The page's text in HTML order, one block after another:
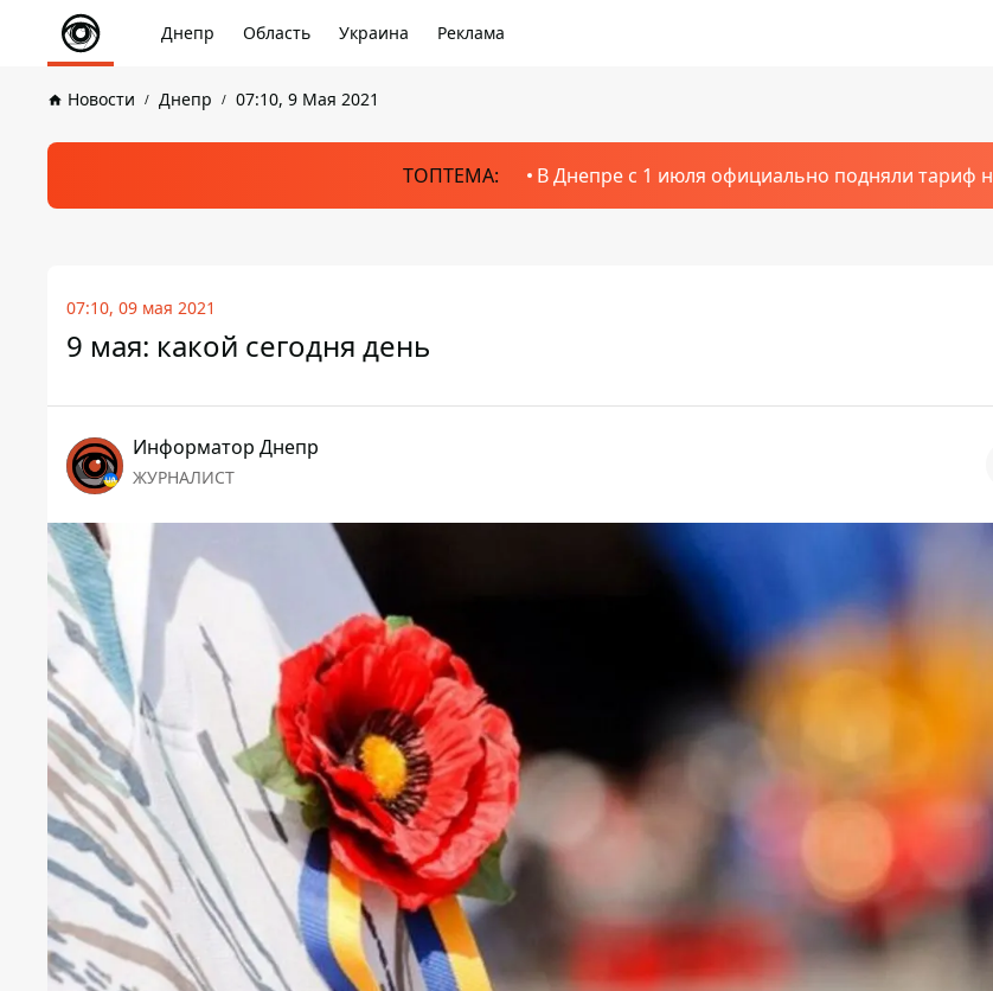
Днепр Область Украина Реклама
Новости Днепр 07:10, 9 Мая 2021
ТОПТЕМА: В Днепре с 1 июля официально подняли тариф
07:10, 09 мая 2021
9 мая: какой сегодня день
Информатор Днепр
ЖУРНАЛИСТ